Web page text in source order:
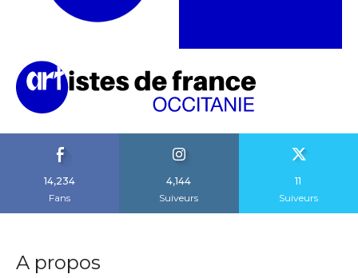
14,234
Fans
4,144
Suiveurs
11
Suiveurs
A propos